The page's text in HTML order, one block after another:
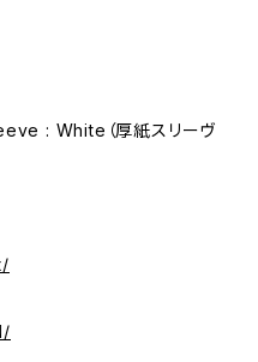
: White（厚紙スリーヴ